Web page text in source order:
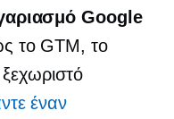
Google
το GTM, το
έναν